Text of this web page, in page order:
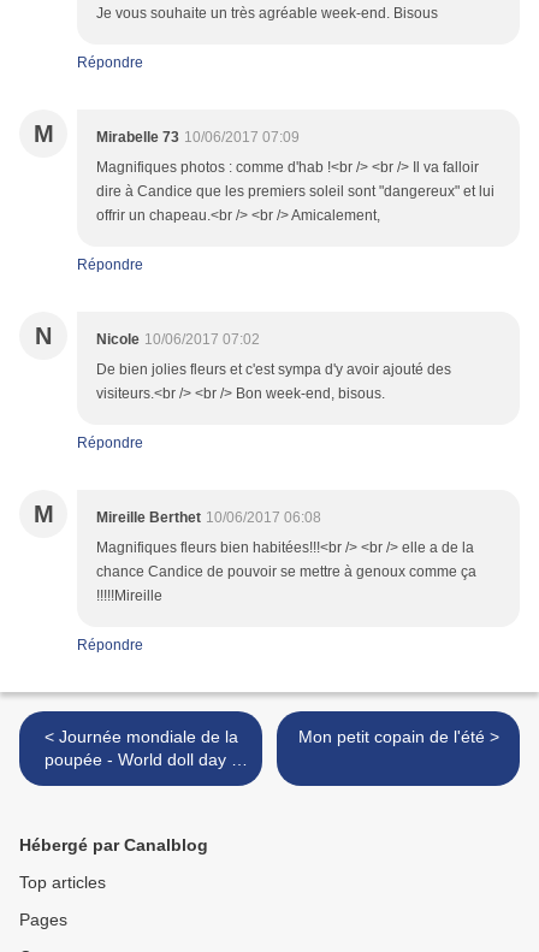
Je vous souhaite un très agréable week-end. Bisous
Répondre
M Mirabelle 73 10/06/2017 07:09
Magnifiques photos : comme d'hab !<br /> <br /> Il va falloir
dire à Candice que les premiers soleil sont "dangereux" et lui
offrir un chapeau.<br /> <br /> Amicalement,
Répondre
N Nicole 10/06/2017 07:02
De bien jolies fleurs et c'est sympa d'y avoir ajouté des
visiteurs.<br /> <br /> Bon week-end, bisous.
Répondre
M Mireille Berthet 10/06/2017 06:08
Magnifiques fleurs bien habitées!!!<br /> <br /> elle a de la
chance Candice de pouvoir se mettre à genoux comme ça
!!!!!Mireille
Répondre
< Journée mondiale de la
poupée - World doll day -
message universel du
Mon petit copain de l'été >
Hébergé par Canalblog
Top articles
Pages